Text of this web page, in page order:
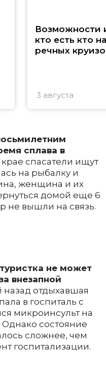
Возможности
кто есть кто
речных
3 августа
сплава в
спасатели ищут
на рыбалку и
женщина и их
домой еще 6
не вышли на связь.
не может
внезапной
отдыхавшая
в госпиталь с
микроинсульт на
состояние
сложнее, чем
госпитализации.